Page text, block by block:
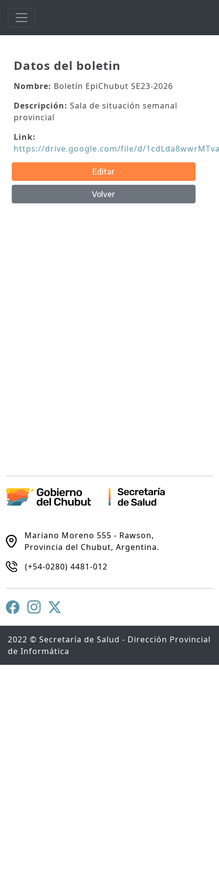
Datos del boletin
Nombre: Boletín EpiChubut SE23-2026
Descripción: Sala de situación semanal
provincial
Link:
https://drive.google.com/file/d/
Editar
Volver
Mariano Moreno 555 - Rawson,
Provincia del Chubut, Argentina.
(+54-0280) 4481-012
2022 © Secretaría de Salud - Dirección Provincial
de Informática